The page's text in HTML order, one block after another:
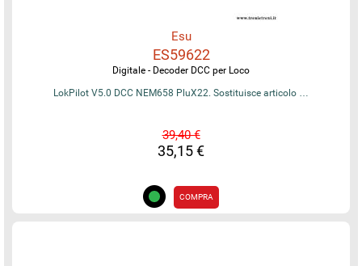
Esu
ES59622
Digitale - Decoder DCC per Loco
LokPilot V5.0 DCC NEM658 PluX22. Sostituisce articolo …
39,40 €
35,15 €
COMPRA